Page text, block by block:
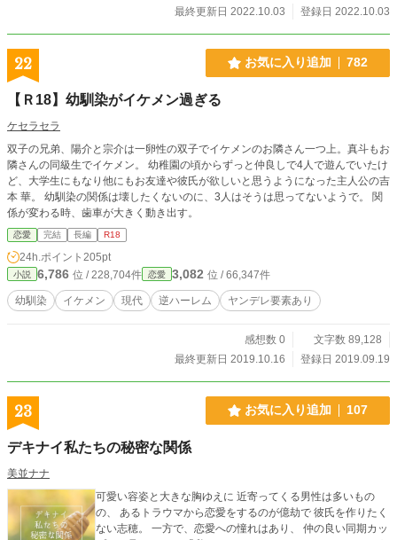
に持ってきました。もしかしたら知ってる方もおられるかも
めました。気にしないで頂けたら嬉しいです。
最終更新日 2022.10.03
登録日 2022.10.03
22 お気に入り追加 782
【Ｒ18】幼馴染がイケメン過ぎる
ケセラセラ
双子の兄弟、陽介と宗介は一卵性の双子でイケメンのお隣さん一つ上。真斗もお
隣さんの同級生でイケメン。 幼稚園の頃からずっと仲良しで4人で遊んでいたけ
ど、大学生にもなり他にもお友達や彼氏が欲しいと思うようになった主人公の吉
本 華。 幼馴染の関係は壊したくないのに、3人はそうは思ってないようで。 関
係が変わる時、歯車が大きく動き出す。
恋愛 完結 長編 R18
24h.ポイント 205pt
小説 6,786 位 / 228,704件 恋愛 3,082 位 / 66,347件
幼馴染 イケメン 現代 逆ハーレム ヤンデレ要素あり
感想数 0
文字数 89,128
最終更新日 2019.10.16
登録日 2019.09.19
23 お気に入り追加 107
デキナイ私たちの秘密な関係
美並ナナ
可愛い容姿と大きな胸ゆえに 近寄ってくる男性は多いもの
の、 あるトラウマから恋愛をするのが億劫で 彼氏を作りたく
ない志穂。 一方で、恋愛への憧れはあり、 仲の良い同期カッ